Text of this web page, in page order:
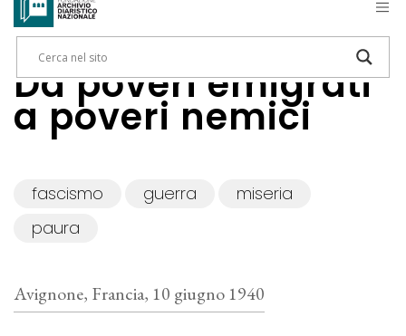
Da poveri emigrati
a poveri nemici
fascismo guerra
miseria
paura
Avignone, Francia, 10 giugno 1940